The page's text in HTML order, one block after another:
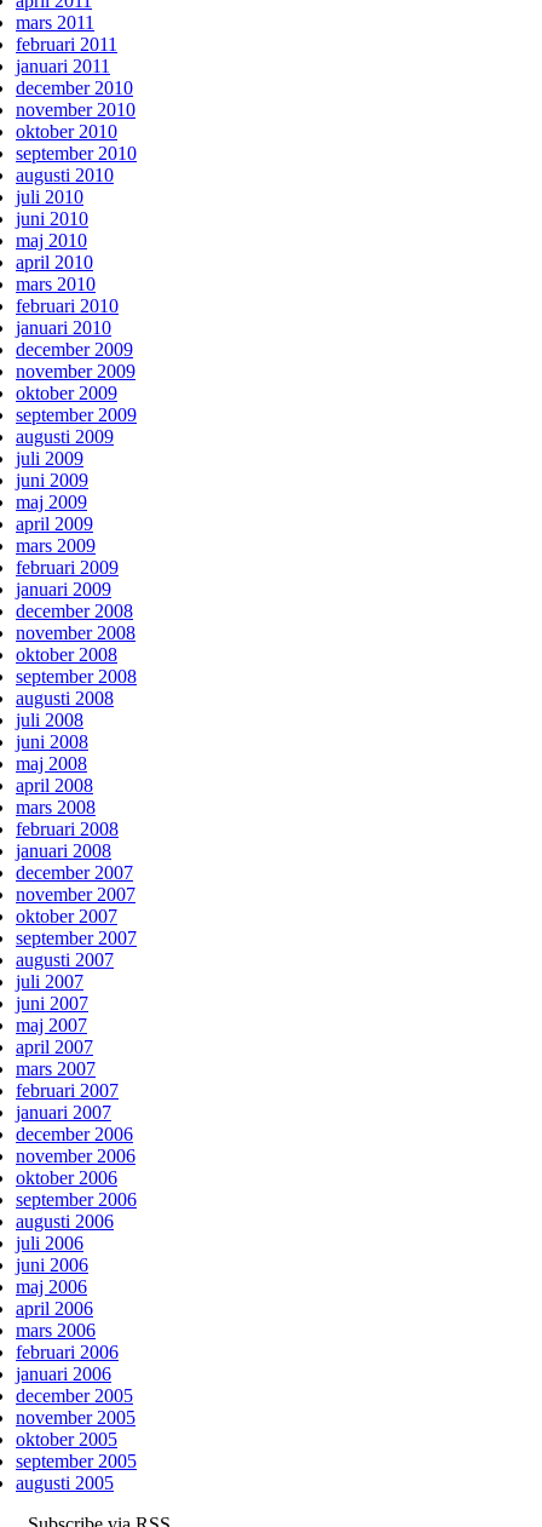
mars 2011
februari 2011
januari 2011
december 2010
november 2010
oktober 2010
september 2010
augusti 2010
juli 2010
juni 2010
maj 2010
april 2010
mars 2010
februari 2010
januari 2010
december 2009
november 2009
oktober 2009
september 2009
augusti 2009
juli 2009
juni 2009
maj 2009
april 2009
mars 2009
februari 2009
januari 2009
december 2008
november 2008
oktober 2008
september 2008
augusti 2008
juli 2008
juni 2008
maj 2008
april 2008
mars 2008
februari 2008
januari 2008
december 2007
november 2007
oktober 2007
september 2007
augusti 2007
juli 2007
juni 2007
maj 2007
april 2007
mars 2007
februari 2007
januari 2007
december 2006
november 2006
oktober 2006
september 2006
augusti 2006
juli 2006
juni 2006
maj 2006
april 2006
mars 2006
februari 2006
januari 2006
december 2005
november 2005
oktober 2005
september 2005
augusti 2005